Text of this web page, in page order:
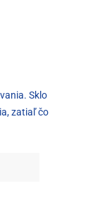
Sklo
zatiaľ čo